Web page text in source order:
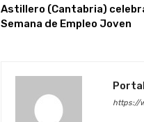
Astillero (Cantabria)
Semana de Empleo Joven
https://